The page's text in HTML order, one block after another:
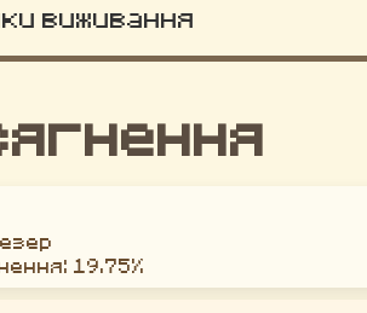
виживання
19.75%